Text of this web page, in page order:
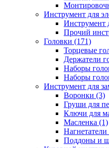
Инструмент для
Инструмент
Прочий
Головки (171)
Торцевые
Держатели
Наборы
Наборы
Инструмент для
Воронки (3)
Груши для
Ключи для
Масленка (1)
Поддоны и